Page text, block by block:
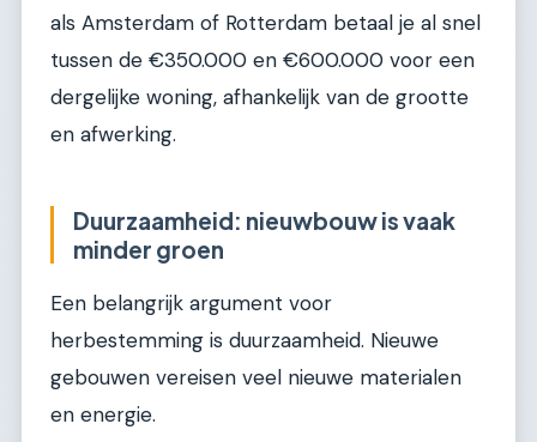
als Amsterdam of Rotterdam betaal je al snel
tussen de €350.000 en €600.000 voor een
dergelijke woning, afhankelijk van de grootte
en afwerking.
Duurzaamheid: nieuwbouw is vaak
minder groen
Een belangrijk argument voor
herbestemming is duurzaamheid. Nieuwe
gebouwen vereisen veel nieuwe materialen
en energie.